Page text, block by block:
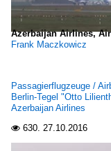
Azerbaijan Airlines,
Frank Maczkowicz
Passagierflugzeuge /
Berlin-Tegel "Otto
Azerbaijan Airlines
 630. 27.10.2016